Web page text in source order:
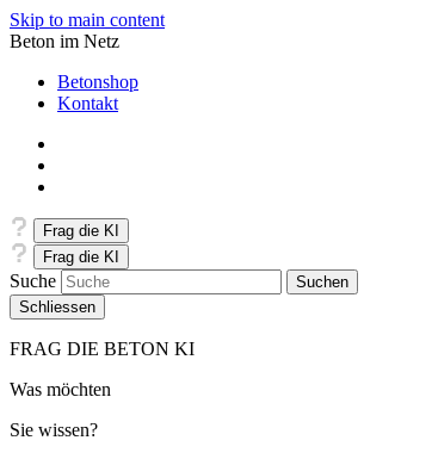
Skip to main content
Beton im Netz
Betonshop
Kontakt
Frag die KI
Frag die KI
Suche
Schliessen
FRAG DIE BETON KI
Was möchten
Sie wissen?